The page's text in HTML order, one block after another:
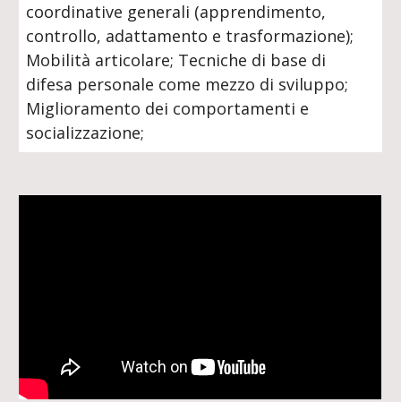
coordinative generali (apprendimento,
controllo, adattamento e trasformazione);
Mobilità articolare; Tecniche di base di
difesa personale come mezzo di sviluppo;
Miglioramento dei comportamenti e
socializzazione;